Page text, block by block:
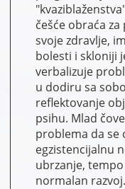
češće obraća
svoje zdravlje,
bolesti i skloniji
verbalizuje
u dodiru sa
reflektovanje
psihu. Mlad
problema da se
egzistencijalnu
ubrzanje,
normalan razvoj.